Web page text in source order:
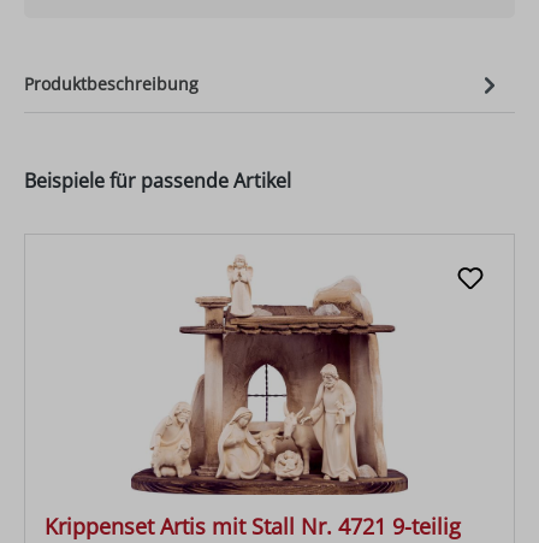
Produktbeschreibung
Beispiele für passende Artikel
Krippenset Artis mit Stall Nr. 4721 9-teilig